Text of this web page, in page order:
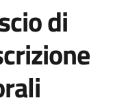
di